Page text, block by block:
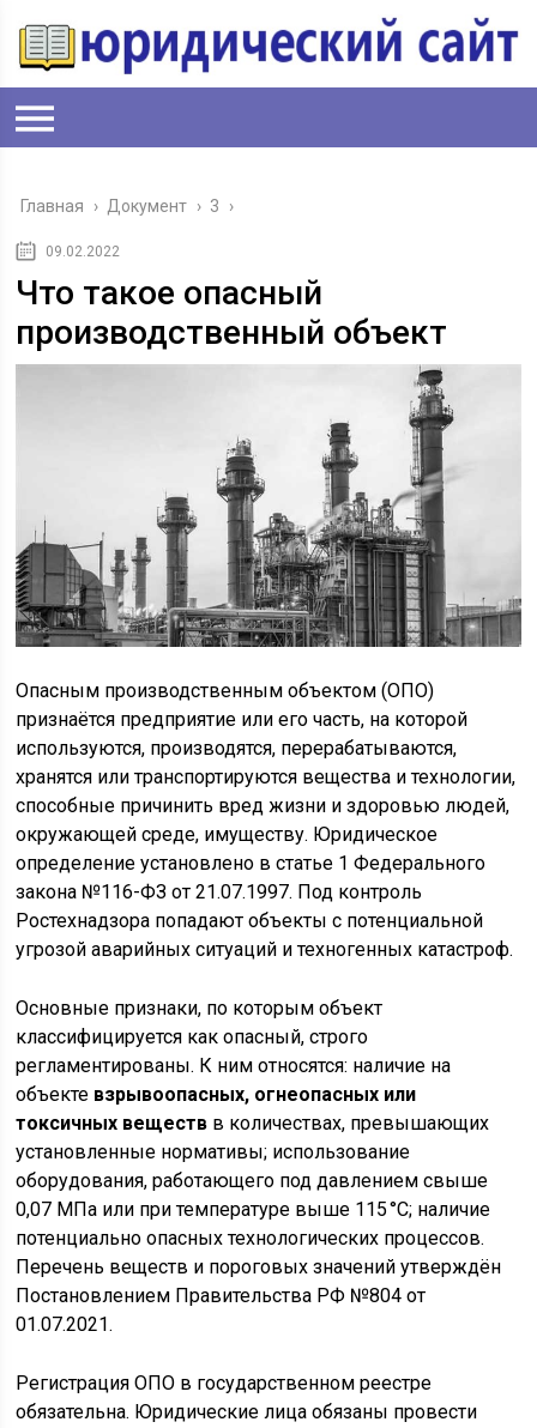
Главная › Документ › 3 ›
09.02.2022
Что такое опасный
производственный объект
Опасным производственным объектом (ОПО)
признаётся предприятие или его часть, на которой
используются, производятся, перерабатываются,
хранятся или транспортируются вещества и технологии,
способные причинить вред жизни и здоровью людей,
окружающей среде, имуществу. Юридическое
определение установлено в статье 1 Федерального
закона №116-ФЗ от 21.07.1997. Под контроль
Ростехнадзора попадают объекты с потенциальной
угрозой аварийных ситуаций и техногенных катастроф.
Основные признаки, по которым объект
классифицируется как опасный, строго
регламентированы. К ним относятся: наличие на
объекте взрывоопасных, огнеопасных или
токсичных веществ в количествах, превышающих
установленные нормативы; использование
оборудования, работающего под давлением свыше
0,07 МПа или при температуре выше 115 °C; наличие
потенциально опасных технологических процессов.
Перечень веществ и пороговых значений утверждён
Постановлением Правительства РФ №804 от
01.07.2021.
Регистрация ОПО в государственном реестре
обязательна. Юридические лица обязаны провести